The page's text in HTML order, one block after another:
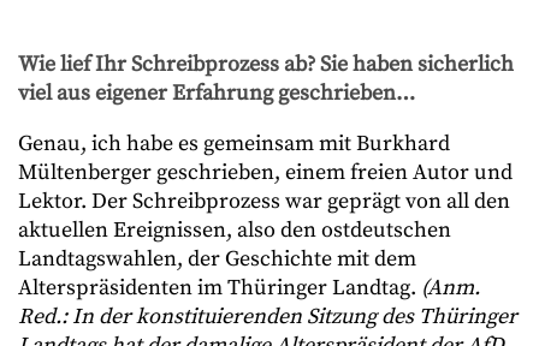
Wie lief Ihr Schreibprozess ab? Sie haben sicherlich
viel aus eigener Erfahrung geschrieben…
Genau, ich habe es gemeinsam mit Burkhard
Mültenberger geschrieben, einem freien Autor und
Lektor. Der Schreibprozess war geprägt von all den
aktuellen Ereignissen, also den ostdeutschen
Landtagswahlen, der Geschichte mit dem
Alterspräsidenten im Thüringer Landtag. (Anm.
Red.: In der konstituierenden Sitzung des Thüringer